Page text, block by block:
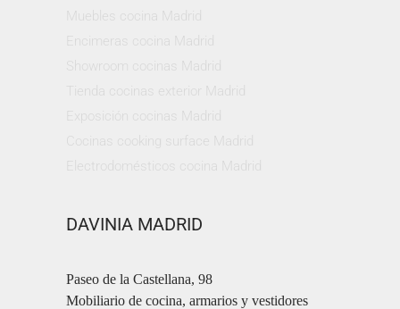
DAVINIA MADRID
Paseo de la Castellana, 98
Mobiliario de cocina, armarios y vestidores